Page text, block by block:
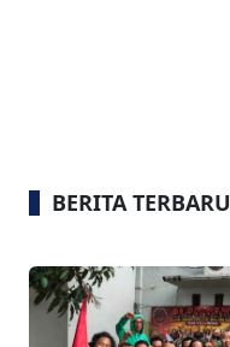
BERITA TERBARU